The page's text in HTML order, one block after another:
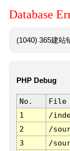
Database
(1040) 365建站
PHP Debug
No. File
1
/
2
/
3
/